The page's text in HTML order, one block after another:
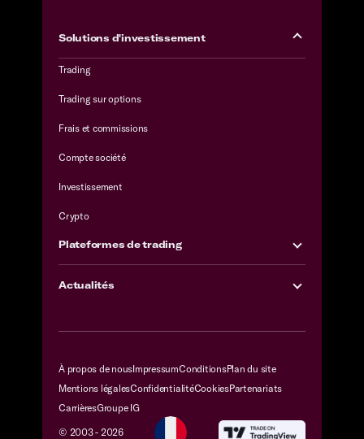
Solutions d'investissement
Trading
Trading sur options
Frais et commissions
Compte société
Investissement
Crypto
Plateformes de trading
Actualités
À propos de nousImpressumConditionsPlan du site
Mentions légalesConfidentialitéCookiesPartenariats
CarrièresGroupe IG
© 2003 - 2026